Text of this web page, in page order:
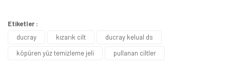
Etiketler :
ducray
kızarık cilt
ducray kelual ds
köpüren yüz temizleme jeli
pullanan ciltler